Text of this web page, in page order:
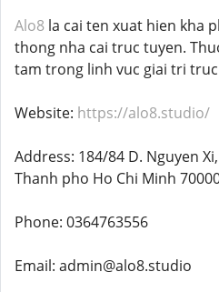
Alo8 la cai ten xuat hien kha
thong nha cai truc tuyen.
tam trong linh vuc giai tri
Website: https://alo8.studio/
Address: 184/84 D. Nguyen
Thanh pho Ho Chi Minh
Phone: 0364763556
Email: admin@alo8.studio